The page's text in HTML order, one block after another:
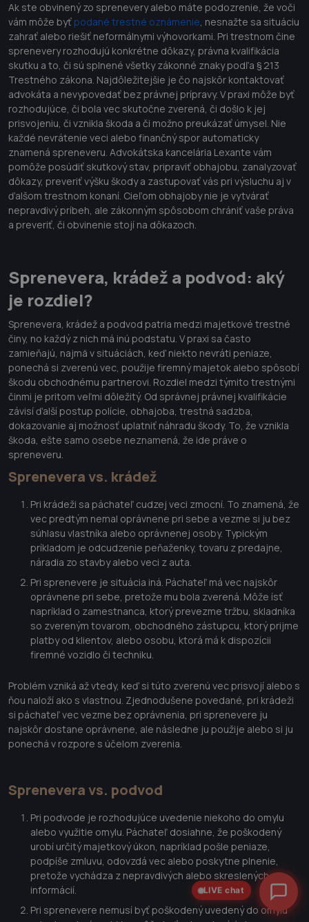
Ak ste obvinený zo sprenevery alebo máte podozrenie, že voči
vám môže byťpodané trestné oznámenie, nesnažte sa situáciu
zahrať alebo riešiť neformálnymi výhovorkami. Pri trestnom čine
sprenevery rozhodujú konkrétne dôkazy, právna kvalifikácia
skutku a to, či sú splnené všetky zákonné znaky podľa § 213
Trestného zákona. Najdôležitejšie je čo najskôr kontaktovať
advokáta a nevypovedať bez právnej prípravy. V praxi môže byť
rozhodujúce, či bola vec skutočne zverená, či došlo k jej
prisvojeniu, či vznikla škoda a či možno preukázať úmysel. Nie
každé nevrátenie veci alebo finančný spor automaticky
znamená spreneveru. Advokátska kancelária Lexante vám
pomôže posúdiť skutkový stav, pripraviť obhajobu, zanalyzovať
dôkazy, preveriť výšku škody a zastupovať vás pri výsluchu aj v
ďalšom trestnom konaní. Cieľom obhajoby nie je vytvárať
nepravdivý príbeh, ale zákonným spôsobom chrániť vaše práva
a preveriť, či obvinenie stojí na dôkazoch.
Sprenevera, krádež a podvod: aký
je rozdiel?
Sprenevera, krádež a podvod patria medzi majetkové trestné
činy, no každý z nich má inú podstatu. V praxi sa často
zamieňajú, najmä v situáciách, keď niekto nevráti peniaze,
ponechá si zverenú vec, použije firemný majetok alebo spôsobí
škodu obchodnému partnerovi. Rozdiel medzi týmito trestnými
činmi je pritom veľmi dôležitý. Od správnej právnej kvalifikácie
závisí ďalší postup polície, obhajoba, trestná sadzba,
dokazovanie aj možnosť uplatniť náhradu škody. To, že vznikla
škoda, ešte samo osebe neznamená, že ide práve o
spreneveru.
Sprenevera vs. krádež
Pri krádeži sa páchateľ cudzej veci zmocní. To znamená, že
vec predtým nemal oprávnene pri sebe a vezme si ju bez
súhlasu vlastníka alebo oprávnenej osoby. Typickým
príkladom je odcudzenie peňaženky, tovaru z predajne,
náradia zo stavby alebo veci z auta.
Pri sprenevere je situácia iná. Páchateľ má vec najskôr
oprávnene pri sebe, pretože mu bola zverená. Môže ísť
napríklad o zamestnanca, ktorý prevezme tržbu, skladníka
so zvereným tovarom, obchodného zástupcu, ktorý prijme
platby od klientov, alebo osobu, ktorá má k dispozícii
firemné vozidlo či techniku.
Problém vzniká až vtedy, keď si túto zverenú vec prisvojí alebo s
ňou naloží ako s vlastnou. Zjednodušene povedané, pri krádeži
si páchateľ vec vezme bez oprávnenia, pri sprenevere ju
najskôr dostane oprávnene, ale následne ju použije alebo si ju
ponechá v rozpore s účelom zverenia.
Sprenevera vs. podvod
Pri podvode je rozhodujúce uvedenie niekoho do omylu
alebo využitie omylu. Páchateľ dosiahne, že poškodený
urobí určitý majetkový úkon, napríklad pošle peniaze,
podpíše zmluvu, odovzdá vec alebo poskytne plnenie,
pretože vychádza z nepravdivých alebo skreslených
informácií.
Pri sprenevere nemusí byť poškodený uvedený do omylu
LIVE chat